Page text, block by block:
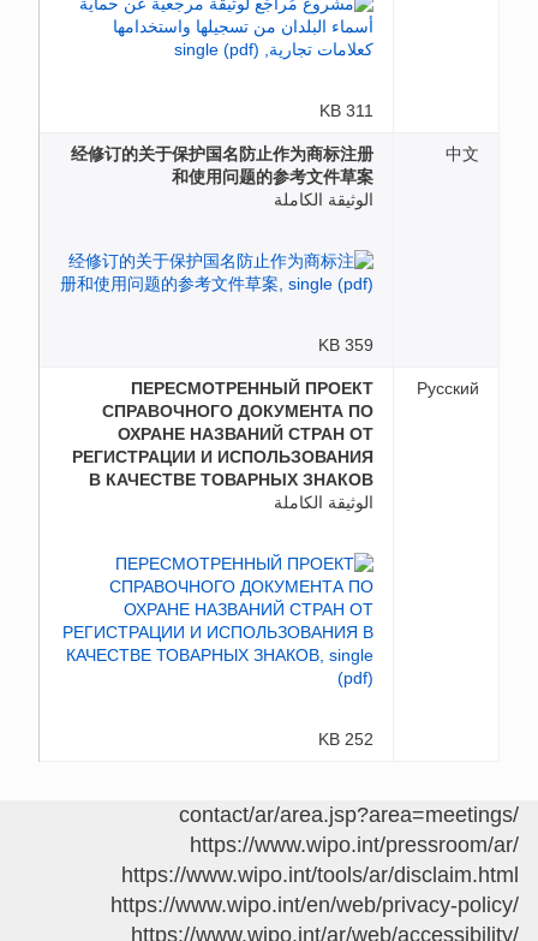
311 KB
中文
经修订的关于保护国名防止作为商标注册
和使用问题的参考文件草案
الوثيقة الكاملة
359 KB
Русский
ПЕРЕСМОТРЕННЫЙ ПРОЕКТ
СПРАВОЧНОГО ДОКУМЕНТА ПО
ОХРАНЕ НАЗВАНИЙ СТРАН ОТ
РЕГИСТРАЦИИ И ИСПОЛЬЗОВАНИЯ
В КАЧЕСТВЕ ТОВАРНЫХ ЗНАКОВ
الوثيقة الكاملة
252 KB
/contact/ar/area.jsp?area=meetings
https://www.wipo.int/pressroom/ar/
https://www.wipo.int/tools/ar/disclaim.html
https://www.wipo.int/en/web/privacy-policy/
https://www.wipo.int/ar/web/accessibility/